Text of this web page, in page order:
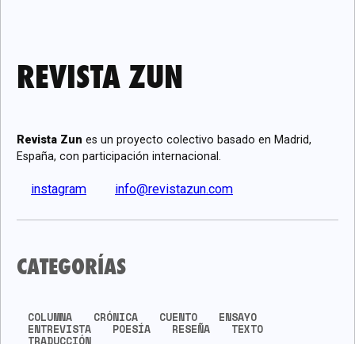
REVISTA ZUN
Revista Zun es un proyecto colectivo basado en Madrid,
España, con participación internacional.
instagram info@revistazun.com
CATEGORÍAS
COLUMNA CRÓNICA CUENTO ENSAYO
ENTREVISTA POESÍA RESEÑA TEXTO